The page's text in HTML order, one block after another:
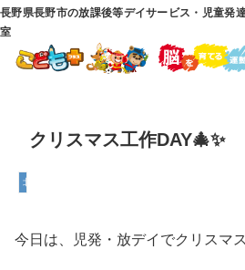
長野県長野市の放課後等デイサービス・児童発
室
クリスマス工作DAY🎄✨
北長野教室
今日は、児発・放デイでクリスマ